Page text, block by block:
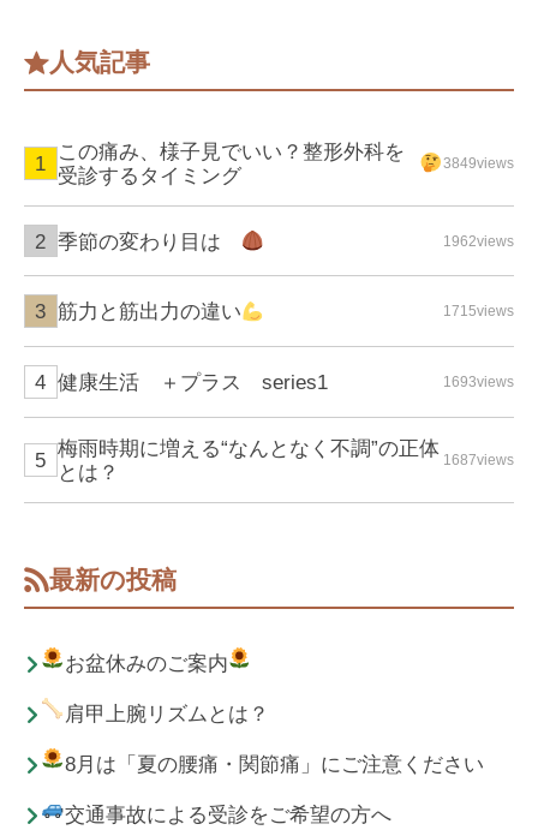
人気記事
この痛み、様子見でいい？整形外科を
受診するタイミング
3849views
季節の変わり目は 1962views
筋力と筋出力の違い 1715views
健康生活 ＋プラス series1 1693views
梅雨時期に増える“なんとなく不調”の正体
とは？
1687views
最新の投稿
お盆休みのご案内
肩甲上腕リズムとは？
8月は「夏の腰痛・関節痛」にご注意ください
交通事故による受診をご希望の方へ